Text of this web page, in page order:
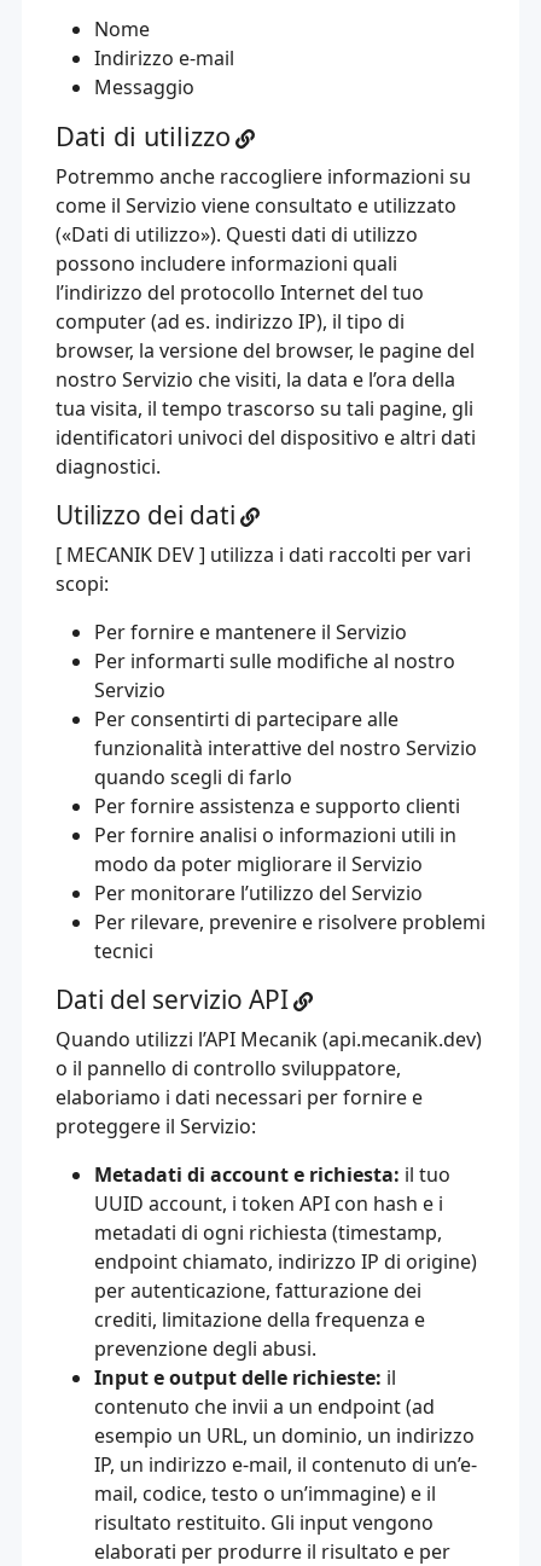
Nome
Indirizzo e-mail
Messaggio
Dati di utilizzo
Potremmo anche raccogliere informazioni su
come il Servizio viene consultato e utilizzato
(«Dati di utilizzo»). Questi dati di utilizzo
possono includere informazioni quali
l’indirizzo del protocollo Internet del tuo
computer (ad es. indirizzo IP), il tipo di
browser, la versione del browser, le pagine del
nostro Servizio che visiti, la data e l’ora della
tua visita, il tempo trascorso su tali pagine, gli
identificatori univoci del dispositivo e altri dati
diagnostici.
Utilizzo dei dati
[ MECANIK DEV ] utilizza i dati raccolti per vari
scopi:
Per fornire e mantenere il Servizio
Per informarti sulle modifiche al nostro
Servizio
Per consentirti di partecipare alle
funzionalità interattive del nostro Servizio
quando scegli di farlo
Per fornire assistenza e supporto clienti
Per fornire analisi o informazioni utili in
modo da poter migliorare il Servizio
Per monitorare l’utilizzo del Servizio
Per rilevare, prevenire e risolvere problemi
tecnici
Dati del servizio API
Quando utilizzi l’API Mecanik (api.mecanik.dev)
o il pannello di controllo sviluppatore,
elaboriamo i dati necessari per fornire e
proteggere il Servizio:
Metadati di account e richiesta: il tuo
UUID account, i token API con hash e i
metadati di ogni richiesta (timestamp,
endpoint chiamato, indirizzo IP di origine)
per autenticazione, fatturazione dei
crediti, limitazione della frequenza e
prevenzione degli abusi.
Input e output delle richieste: il
contenuto che invii a un endpoint (ad
esempio un URL, un dominio, un indirizzo
IP, un indirizzo e-mail, il contenuto di un’e-
mail, codice, testo o un’immagine) e il
risultato restituito. Gli input vengono
elaborati per produrre il risultato e per